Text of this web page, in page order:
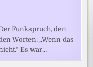
Funkspruch, den
Worten: „Wenn das
Es war…